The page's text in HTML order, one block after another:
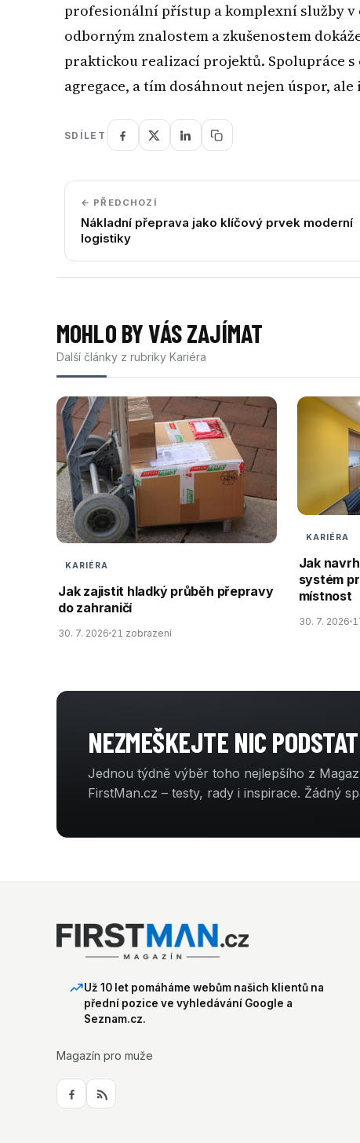
profesionální přístup a komplexní služby
odborným znalostem a zkušenostem
praktickou realizací projektů. Spolupráce
agregace, a tím dosáhnout nejen úspor,
SDÍLET
← PŘEDCHOZÍ
Nákladní přeprava jako klíčový prvek moderní
logistiky
MOHLO BY VÁS ZAJÍMAT
Další články z rubriky Kariéra
KARIÉRA
Jak zajistit hladký průběh přepravy
do zahraničí
30. 7. 2026 21 zobrazení
KARIÉRA
Jak
systém
místnost
30. 7. 2026
NEZMEŠKEJTE NIC
Jednou týdně výběr toho nejlepšího z
FirstMan.cz – testy, rady i inspirace. Žádný
Už 10 let pomáháme webům našich klientů na
přední pozice ve vyhledávání Google a
Seznam.cz.
Magazín pro muže